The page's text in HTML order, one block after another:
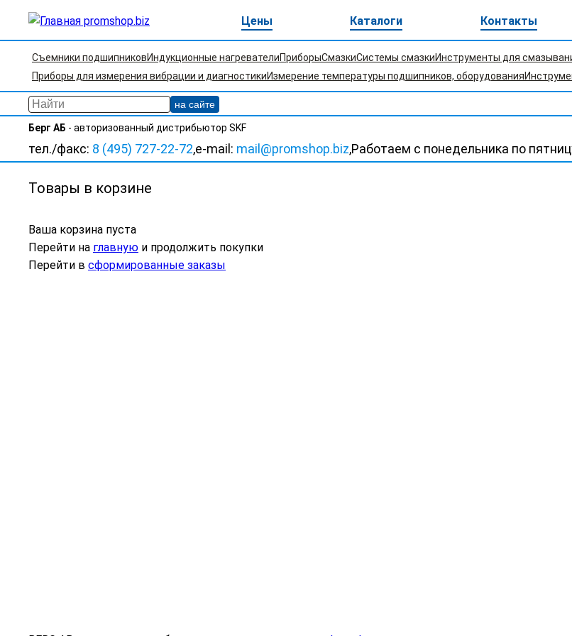
Цены Каталоги Контакты
Съемники подшипниковИндукционные нагревателиПриборыСмазкиСистемы смазкиИнструменты для
Приборы для измерения вибрации и диагностикиИзмерение температуры подшипников, оборудования
Берг АБ - авторизованный дистрибьютор SKF
тел./факс: 8 (495) 727-22-72,e-mail: mail@promshop.biz,Работаем c понедельника по
Товары в корзине
Ваша корзина пуста
Перейти на главную и продолжить покупки
Перейти в сформированные заказы